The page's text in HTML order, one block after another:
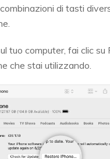
di tasti
tuo computer, fai clic su
che stai utilizzando.